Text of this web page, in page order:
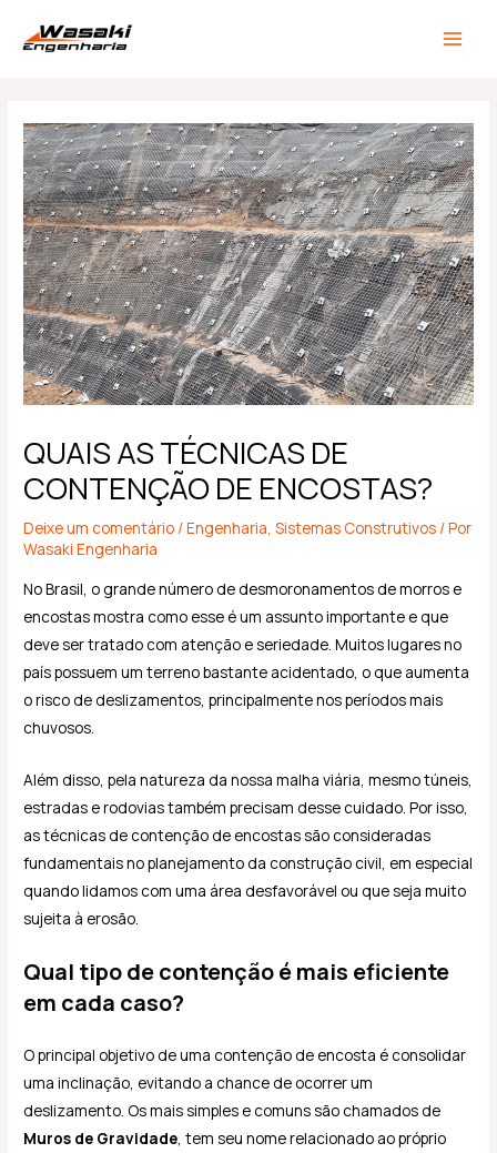
para
QUAIS AS TÉCNICAS DE
CONTENÇÃO DE ENCOSTAS?
Deixe um comentário /Engenharia,Sistemas Construtivos / Por
Wasaki Engenharia
No Brasil, o grande número de desmoronamentos de morros e
encostas mostra como esse é um assunto importante e que
deve ser tratado com atenção e seriedade. Muitos lugares no
país possuem um terreno bastante acidentado, o que aumenta
o risco de deslizamentos, principalmente nos períodos mais
chuvosos.
Além disso, pela natureza da nossa malha viária, mesmo túneis,
estradas e rodovias também precisam desse cuidado. Por isso,
as técnicas de contenção de encostas são consideradas
fundamentais no planejamento da construção civil, em especial
quando lidamos com uma área desfavorável ou que seja muito
sujeita à erosão.
Qual tipo de contenção é mais eficiente
em cada caso?
O principal objetivo de uma contenção de encosta é consolidar
uma inclinação, evitando a chance de ocorrer um
deslizamento. Os mais simples e comuns são chamados de
Muros de Gravidade , tem seu nome relacionado ao próprio
navigation